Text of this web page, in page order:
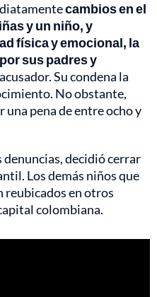
cambios en el
y un niño, y
física y emocional, la
sus padres y
Su condena la
No obstante,
pena de entre ocho y
decidió cerrar
Los demás niños que
reubicados en otros
colombiana.